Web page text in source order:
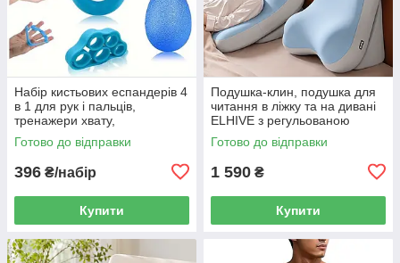
Набір кистьових еспандерів 4
в 1 для рук і пальців,
тренажери хвату,
відновлення кисті та
антистресові м’ячики
Готово до відправки
396 ₴/набір
Купити
Подушка-клин, подушка для
читання в ліжку та на дивані
ELHIVE з регульованою
опорою для спини, шиї й ніг,
Memory Foam
Готово до відправки
1 590 ₴
Купити